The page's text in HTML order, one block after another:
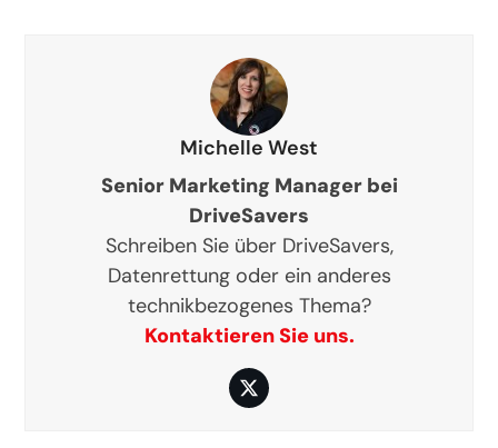
Michelle West
Senior Marketing Manager bei
DriveSavers
Schreiben Sie über DriveSavers,
Datenrettung oder ein anderes
technikbezogenes Thema?
Kontaktieren Sie uns.
Twitter